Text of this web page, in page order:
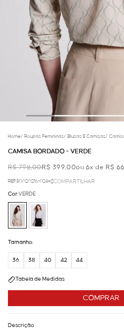
Home/ Roupas Femininas/ Blusas E Camisas/
CAMISA BORDADO - VERDE
R$ 798,00R$ 399,00ou 6x de R$
REF.50.02.0216-024 COMPARTILHAR
COMPRAR
Cor:VERDE
Tamanho:
36 38 40 42 44
Tabela de Medidas
Descrição